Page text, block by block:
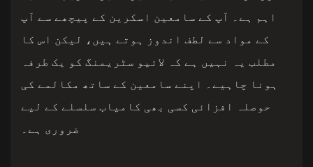
اہم ہے۔ آپ کے سامعین اسکرین کے پیچھے سے آپ
کے مواد سے لطف اندوز ہوتے ہیں، لیکن اس کا
مطلب یہ نہیں ہے کہ لائیو سٹریمنگ کو یک طرفہ
ہونا چاہیے۔ اپنے سامعین کے ساتھ مکالمے کی
حوصلہ افزائی کسی بھی کامیاب سلسلے کے لیے
ضروری ہے۔